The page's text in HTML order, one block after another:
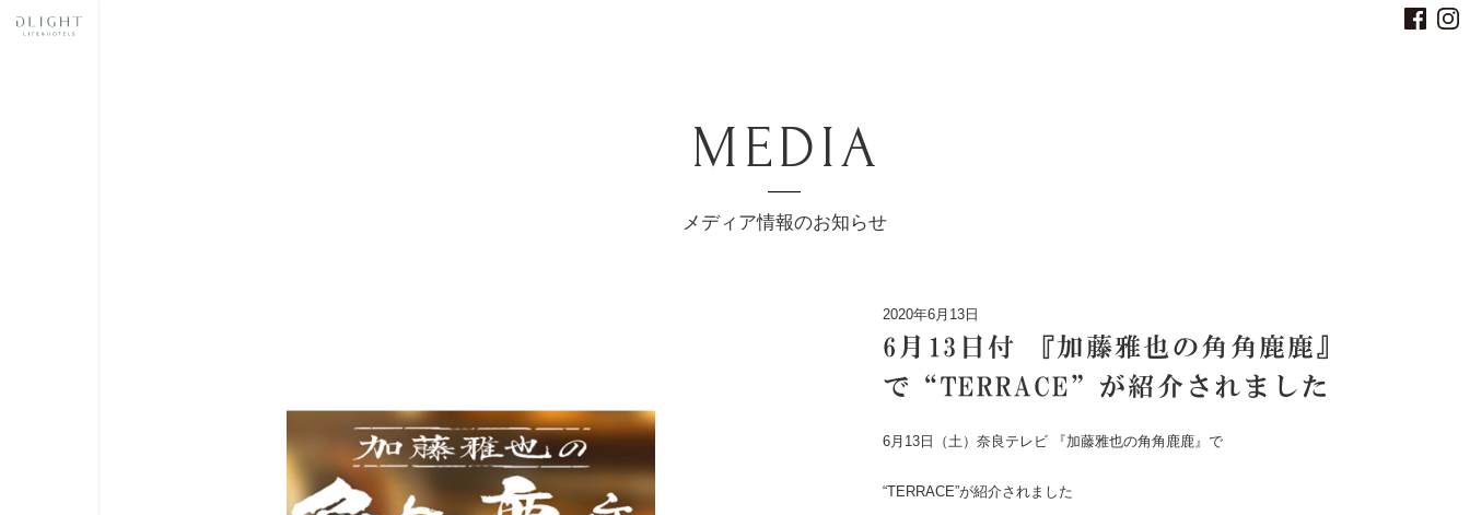
MEDIA
メディア情報のお知らせ
2020年6月13日
6月13日付 『加藤雅也の角角鹿鹿』
で“TERRACE”が紹介されました
6月13日（土）奈良テレビ 『加藤雅也の角角鹿鹿』で
“TERRACE”が紹介されました